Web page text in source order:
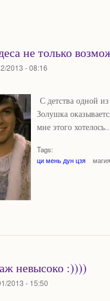
не только
2013 - 08:16
С детства одной
Золушка
мне этого
Tags:
ци мень дун цзя
невысоко :))))
2013 - 15:50